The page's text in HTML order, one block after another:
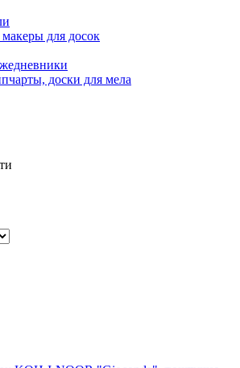
для досок
доски для мела